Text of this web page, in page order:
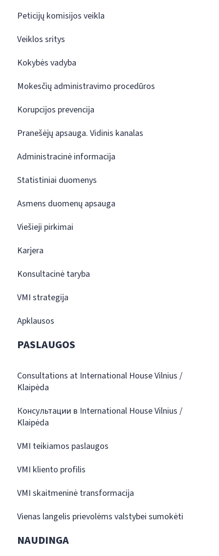
Peticijų komisijos veikla
Veiklos sritys
Kokybės vadyba
Mokesčių administravimo procedūros
Korupcijos prevencija
Pranešėjų apsauga. Vidinis kanalas
Administracinė informacija
Statistiniai duomenys
Asmens duomenų apsauga
Viešieji pirkimai
Karjera
Konsultacinė taryba
VMI strategija
Apklausos
PASLAUGOS
Consultations at International House Vilnius /
Klaipėda
Консультации в International House Vilnius /
Klaipėda
VMI teikiamos paslaugos
VMI kliento profilis
VMI skaitmeninė transformacija
Vienas langelis prievolėms valstybei sumokėti
NAUDINGA